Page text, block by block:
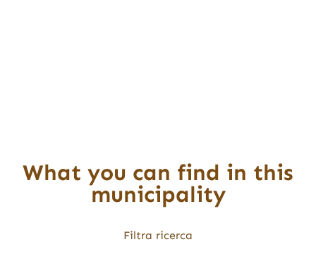
What you can find in this
municipality
Filtra ricerca